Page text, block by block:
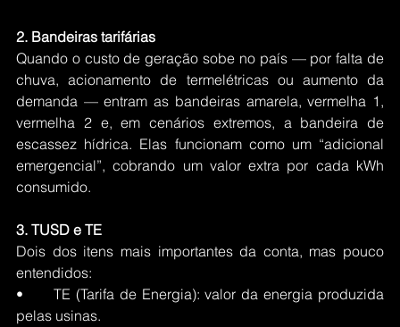
2. Bandeiras tarifárias
Quando o custo de geração sobe no país — por falta de
chuva, acionamento de termelétricas ou aumento da
demanda — entram as bandeiras amarela, vermelha 1,
vermelha 2 e, em cenários extremos, a bandeira de
escassez hídrica. Elas funcionam como um “adicional
emergencial”, cobrando um valor extra por cada kWh
consumido.
3. TUSD e TE
Dois dos itens mais importantes da conta, mas pouco
entendidos:
•	TE (Tarifa de Energia): valor da energia produzida
pelas usinas.